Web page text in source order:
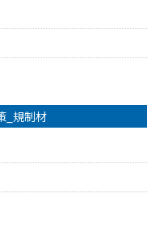
_規制材